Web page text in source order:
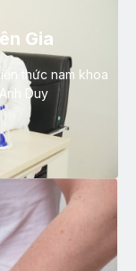
Gia
thức nam khoa
Duy